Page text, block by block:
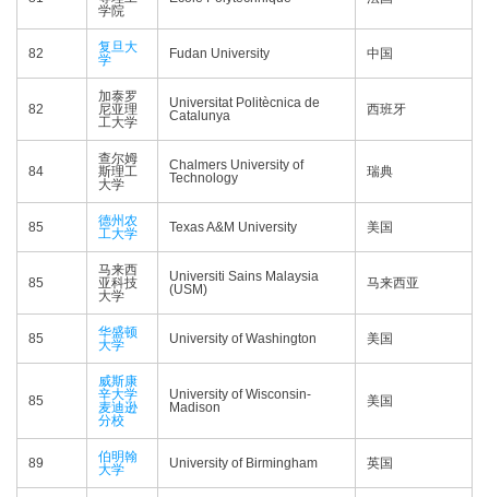
学院
82
复旦大
学
Fudan University 中国
82
加泰罗
尼亚理
工大学
Universitat Politècnica de
Catalunya
西班牙
84
查尔姆
斯理工
大学
Chalmers University of
Technology
瑞典
85
德州农
工大学
Texas A&M University 美国
85
马来西
亚科技
大学
Universiti Sains Malaysia
(USM)
马来西亚
85
华盛顿
大学
University of Washington 美国
85
威斯康
辛大学
麦迪逊
分校
University of Wisconsin-
Madison
美国
89
伯明翰
大学
University of Birmingham 英国